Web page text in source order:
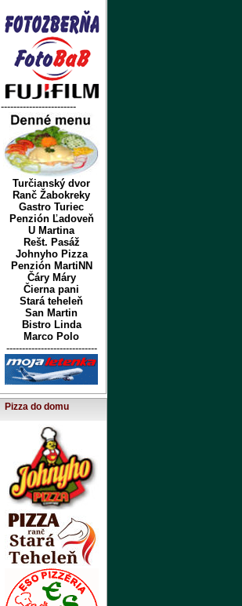
------------------------
Turčianský dvor
Ranč Žabokreky
Gastro Turiec
Penzión Ľadoveň
U Martina
Rešt. Pasáž
Johnyho Pizza
Penzión MartiNN
Čáry Máry
Čierna pani
Stará teheleň
San Martin
Bistro Linda
Marco Polo
-----------------------------
Pizza do domu